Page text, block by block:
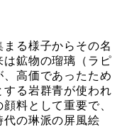
る様子からその名
は鉱物の瑠璃（ラピ
高価であったため
る岩群青が使われ
料として重要で、
代の琳派の屏風絵